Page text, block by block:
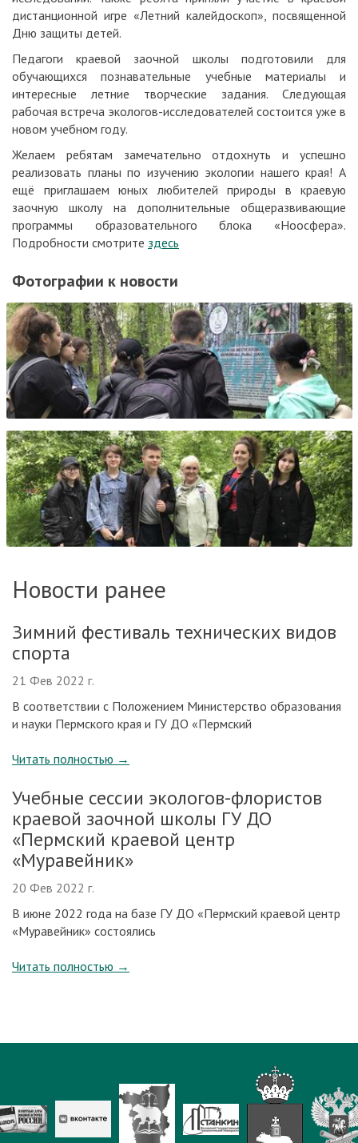
дистанционной игре «Летний калейдоскоп», посвященной
Дню защиты детей.
Педагоги краевой заочной школы подготовили для
обучающихся познавательные учебные материалы и
интересные летние творческие задания. Следующая
рабочая встреча экологов-исследователей состоится уже в
новом учебном году.
Желаем ребятам замечательно отдохнуть и успешно
реализовать планы по изучению экологии нашего края! А
ещё приглашаем юных любителей природы в краевую
заочную школу на дополнительные общеразвивающие
программы образовательного блока «Ноосфера».
Подробности смотрите здесь
Фотографии к новости
Новости ранее
Зимний фестиваль технических видов
спорта
21 Фев 2022 г.
В соответствии c Положением Министерство образования
и науки Пермского края и ГУ ДО «Пермский
Читать полностью →
Учебные сессии экологов-флористов
краевой заочной школы ГУ ДО
«Пермский краевой центр
«Муравейник»
20 Фев 2022 г.
В июне 2022 года на базе ГУ ДО «Пермский краевой центр
«Муравейник» состоялись
Читать полностью →